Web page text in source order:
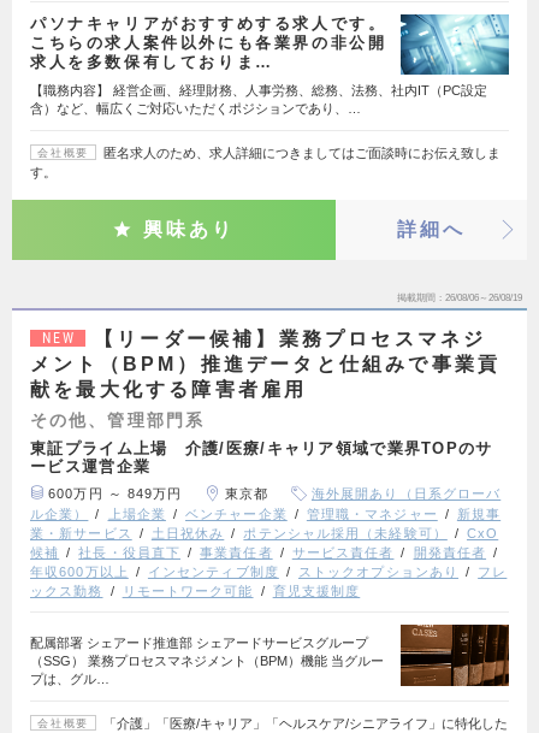
パソナキャリアがおすすめする求人です。
こちらの求人案件以外にも各業界の非公開
求人を多数保有しておりま…
【職務内容】 経営企画、経理財務、人事労務、総務、法務、社内IT（PC設定
含）など、幅広くご対応いただくポジションであり、…
会社概要
匿名求人のため、求人詳細につきましてはご面談時にお伝え致しま
す。
興味あり 詳細へ
掲載期間 26/08/06～26/08/19
NEW
【リーダー候補】業務プロセスマネジ
メント（BPM）推進データと仕組みで事業貢
献を最大化する障害者雇用
その他、管理部門系
東証プライム上場 介護/医療/キャリア領域で業界TOPのサ
ービス運営企業
600万円 ～ 849万円 東京都
海外展開あり（日系グローバ
ル企業）
上場企業 ベンチャー企業 管理職・マネジャー
新規事
業・新サービス
土日祝休み ポテンシャル採用（未経験可）
CxO
候補
社長・役員直下 事業責任者 サービス責任者
開発責任者
年収600万以上
インセンティブ制度 ストックオプションあり
フレ
ックス勤務
リモートワーク可能 育児支援制度
配属部署 シェアード推進部 シェアードサービスグループ
（SSG） 業務プロセスマネジメント（BPM）機能 当グルー
プは、グル…
会社概要
「介護」「医療/キャリア」「ヘルスケア/シニアライフ」に特化した